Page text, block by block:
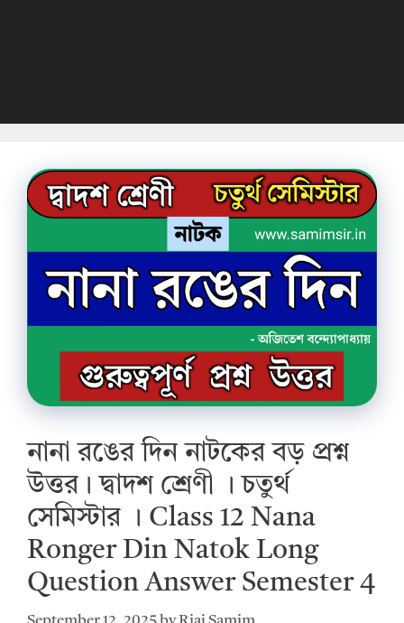
নানা রঙের দিন নাটকের বড় প্রশ্ন
উত্তর। দ্বাদশ শ্রেণী । চতুর্থ
সেমিস্টার । Class 12 Nana
Ronger Din Natok Long
Question Answer Semester 4